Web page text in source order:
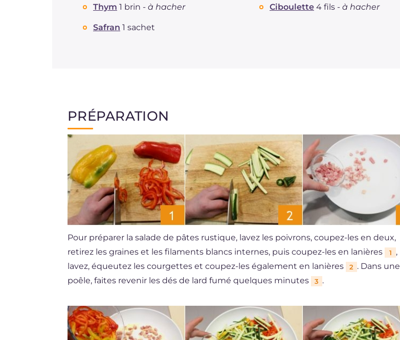
Cholestérol mg
Thym 1 brin - à hacher Ciboulette 4 fils - à hacher
Safran 1 sachet
PRÉPARATION
Pour préparer la salade de pâtes rustique, lavez les poivrons, coupez-les en deux,
retirez les graines et les filaments blancs internes, puis coupez-les en lanières
1
,
lavez, équeutez les courgettes et coupez-les également en lanières
2 . Dans une
poêle, faites revenir les dés de lard fumé quelques minutes
3 .